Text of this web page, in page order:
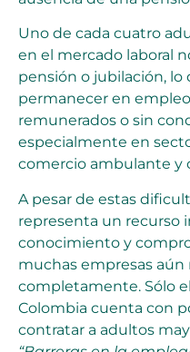
Uno de cada cuatro
en el mercado laboral
pensión o jubilación, lo
permanecer en
remunerados o sin
especialmente en
comercio ambulante y
A pesar de estas
representa un recurso
conocimiento y
muchas empresas aún
completamente. Sólo el
Colombia cuenta con
contratar a adultos